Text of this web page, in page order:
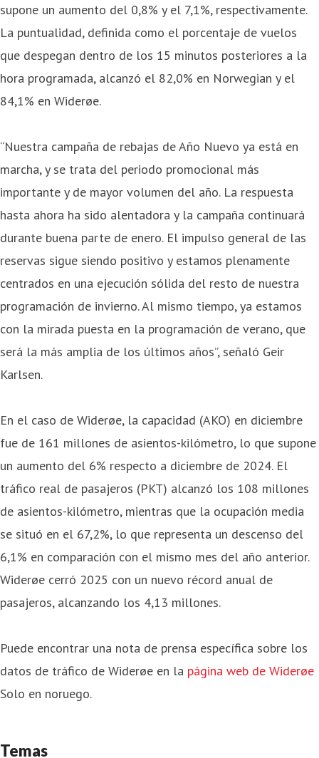
supone un aumento del 0,8% y el 7,1%, respectivamente.
La puntualidad, definida como el porcentaje de vuelos
que despegan dentro de los 15 minutos posteriores a la
hora programada, alcanzó el 82,0% en Norwegian y el
84,1% en Widerøe.
“Nuestra campaña de rebajas de Año Nuevo ya está en
marcha, y se trata del periodo promocional más
importante y de mayor volumen del año. La respuesta
hasta ahora ha sido alentadora y la campaña continuará
durante buena parte de enero. El impulso general de las
reservas sigue siendo positivo y estamos plenamente
centrados en una ejecución sólida del resto de nuestra
programación de invierno. Al mismo tiempo, ya estamos
con la mirada puesta en la programación de verano, que
será la más amplia de los últimos años”, señaló Geir
Karlsen.
En el caso de Widerøe, la capacidad (AKO) en diciembre
fue de 161 millones de asientos-kilómetro, lo que supone
un aumento del 6% respecto a diciembre de 2024. El
tráfico real de pasajeros (PKT) alcanzó los 108 millones
de asientos-kilómetro, mientras que la ocupación media
se situó en el 67,2%, lo que representa un descenso del
6,1% en comparación con el mismo mes del año anterior.
Widerøe cerró 2025 con un nuevo récord anual de
pasajeros, alcanzando los 4,13 millones.
Puede encontrar una nota de prensa específica sobre los
datos de tráfico de Widerøe en la página web de Widerøe
Solo en noruego.
Temas